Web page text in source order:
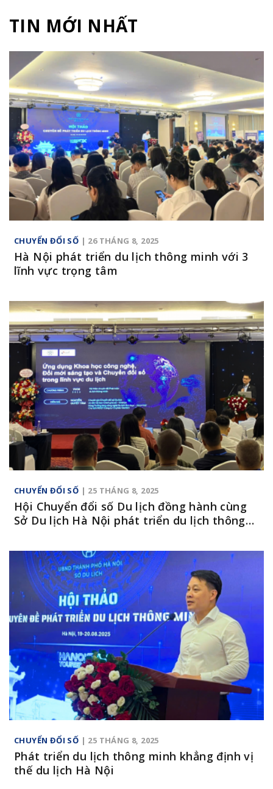
TIN MỚI NHẤT
CHUYỂN ĐỔI SỐ | 26 THÁNG 8, 2025
Hà Nội phát triển du lịch thông minh với 3
lĩnh vực trọng tâm
CHUYỂN ĐỔI SỐ | 25 THÁNG 8, 2025
Hội Chuyển đổi số Du lịch đồng hành cùng
Sở Du lịch Hà Nội phát triển du lịch thông
CHUYỂN ĐỔI SỐ | 25 THÁNG 8, 2025
Phát triển du lịch thông minh khẳng định vị
thế du lịch Hà Nội